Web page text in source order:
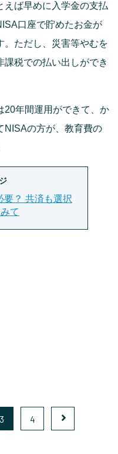
えば早めに入学金の支払
口座で貯めたお金が
。ただし、災害等やむを
税での払い出しができ
20年間運用ができて、か
NISAの方が、教育費の
要？ 共済も選択
て
3 4